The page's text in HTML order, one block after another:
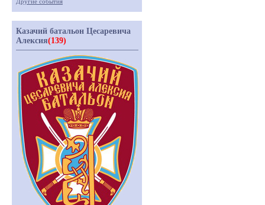
Казачий батальон Цесаревича
Алексия(139)